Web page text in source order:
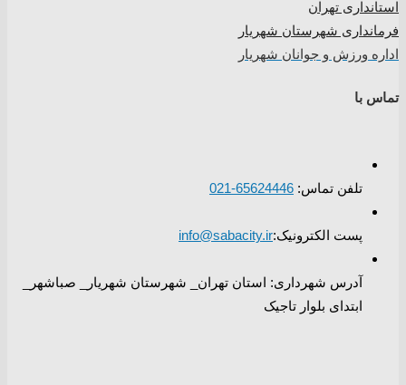
استانداری تهران
فرمانداری شهرستان شهریار
اداره ورزش و جوانان شهریار
تماس با
تلفن تماس: 65624446-021
پست الکترونیک:info@sabacity.ir
آدرس شهرداری: استان تهران_ شهرستان شهریار_ صباشهر_
ابتدای بلوار تاجیک